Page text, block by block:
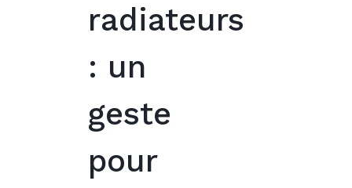
radiateurs
: un
geste
pour